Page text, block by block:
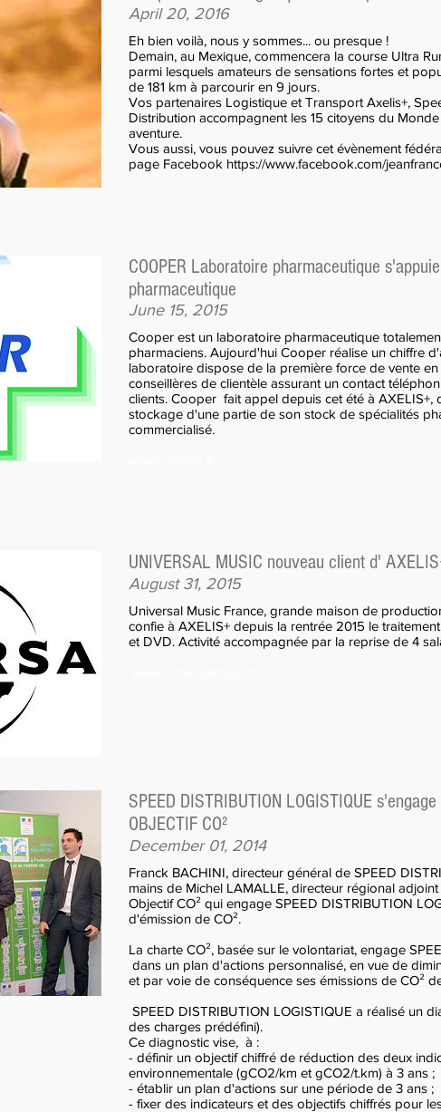
April 20, 2016
Eh bien voilà, nous y sommes... ou presque !
Demain, au Mexique, commencera la course Ultra
parmi lesquels amateurs de sensations fortes et
de 181 km à parcourir en 9 jours.
Vos partenaires Logistique et Transport Axelis+,
Distribution accompagnent les 15 citoyens du
aventure.
Vous aussi, vous pouvez suivre cet évènement
page Facebook https://www.facebook.com/
COOPER Laboratoire pharmaceutique
pharmaceutique
June 15, 2015
Cooper est un laboratoire pharmaceutique
pharmaciens. Aujourd'hui Cooper réalise un chiffre
laboratoire dispose de la première force de vente
conseillères de clientèle assurant un contact
clients. Cooper fait appel depuis cet été à
stockage d'une partie de son stock de spécialités
commercialisé.
UNIVERSAL MUSIC nouveau client d'
August 31, 2015
Universal Music France, grande maison de
confie à AXELIS+ depuis la rentrée 2015 le
et DVD. Activité accompagnée par la reprise de 4
SPEED DISTRIBUTION LOGISTIQUE
OBJECTIF CO²
December 01, 2014
Franck BACHINI, directeur général de SPEED
mains de Michel LAMALLE, directeur régional
Objectif CO² qui engage SPEED DISTRIBUTION
d'émission de CO².
La charte CO², basée sur le volontariat, engage
dans un plan d'actions personnalisé, en vue de
et par voie de conséquence ses émissions de CO²
SPEED DISTRIBUTION LOGISTIQUE a réalisé un
des charges prédéfini).
Ce diagnostic vise, à :
- définir un objectif chiffré de réduction des deux
environnementale (gCO2/km et gCO2/t.km) à 3 ans ;
- établir un plan d'actions sur une période de 3 ans ;
- fixer des indicateurs et des objectifs chiffrés pour